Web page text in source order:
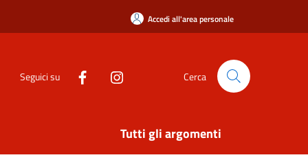
Accedi all'area personale
Seguici su Cerca
Tutti gli argomenti